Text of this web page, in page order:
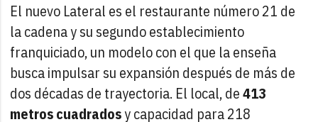
El nuevo Lateral es el restaurante número 21 de
la cadena y su segundo establecimiento
franquiciado, un modelo con el que la enseña
busca impulsar su expansión después de más de
dos décadas de trayectoria. El local, de413
metros cuadradosy capacidad para 218